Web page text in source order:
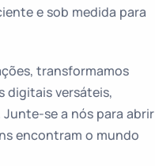
e sob medida para
transformamos
digitais versáteis,
se a nós para abrir
encontram o mundo